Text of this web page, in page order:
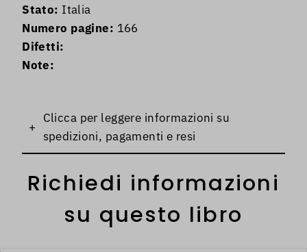
Stato: Italia
Numero pagine: 166
Difetti:
Note:
+
Clicca per leggere informazioni su
spedizioni, pagamenti e resi
Richiedi informazioni
su questo libro